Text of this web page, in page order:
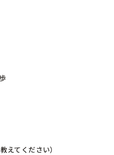
えてください）